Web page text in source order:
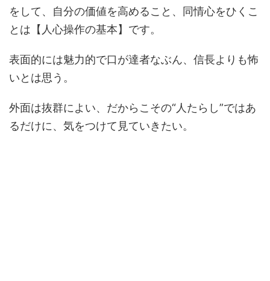
をして、自分の価値を高めること、同情心をひくこ
とは【人心操作の基本】です。
表面的には魅力的で口が達者なぶん、信長よりも怖
いとは思う。
外面は抜群によい、だからこその“人たらし”ではあ
るだけに、気をつけて見ていきたい。